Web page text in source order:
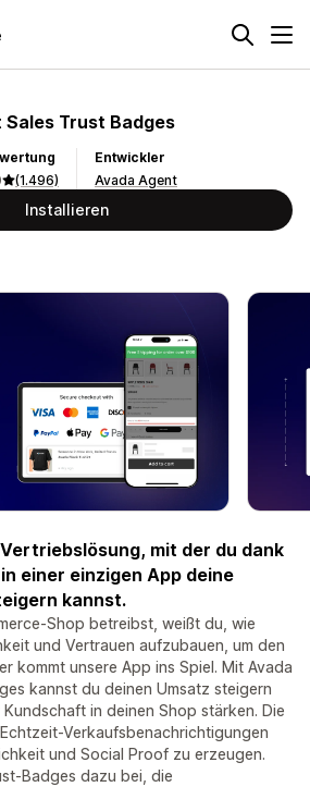
Sales Trust Badges
(1.496)
Entwickler
Avada Agent
Installieren
mit der du dank
einer einzigen App deine
kannst.
Shop betreibst, weißt du, wie
und Vertrauen aufzubauen, um den
kommt unsere App ins Spiel. Mit Avada
kannst du deinen Umsatz steigern
in deinen Shop stärken. Die
Verkaufsbenachrichtigungen
und Social Proof zu erzeugen.
Badges dazu bei, die